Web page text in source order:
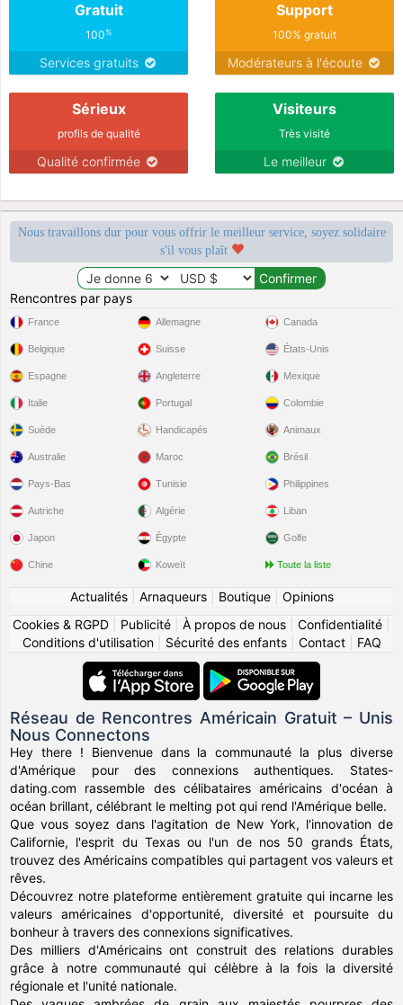
Gratuit
100%
Services gratuits
Support
100% gratuit
Modérateurs à l'écoute
Sérieux
profils de qualité
Qualité confirmée
Visiteurs
Très visité
Le meilleur
Nous travaillons dur pour vous offrir le meilleur service, soyez solidaire
s'il vous plaît
Rencontres par pays
France
Belgique
Espagne
Italie
Suède
Allemagne
Suisse
Angleterre
Portugal
Handicapés
Canada
États-Unis
Mexique
Colombie
Animaux
Australie
Pays-Bas
Autriche
Japon
Chine
Maroc
Tunisie
Algérie
Égypte
Koweït
Brésil
Philippines
Liban
Golfe
Toute la liste
Actualités| Arnaqueurs| Boutique| Opinions
Cookies & RGPD
Publicité À propos de nous Confidentialité
Conditions d'utilisation| Sécurité des enfants| Contact| FAQ
Réseau de Rencontres Américain Gratuit – Unis
Nous Connectons
Hey there ! Bienvenue dans la communauté la plus diverse
d'Amérique pour des connexions authentiques. States-
dating.com rassemble des célibataires américains d'océan à
océan brillant, célébrant le melting pot qui rend l'Amérique belle.
Que vous soyez dans l'agitation de New York, l'innovation de
Californie, l'esprit du Texas ou l'un de nos 50 grands États,
trouvez des Américains compatibles qui partagent vos valeurs et
rêves.
Découvrez notre plateforme entièrement gratuite qui incarne les
valeurs américaines d'opportunité, diversité et poursuite du
bonheur à travers des connexions significatives.
Des milliers d'Américains ont construit des relations durables
grâce à notre communauté qui célèbre à la fois la diversité
régionale et l'unité nationale.